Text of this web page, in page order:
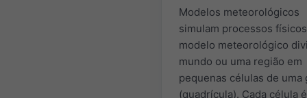
Modelos meteorológicos
simulam processos
modelo meteorológico
mundo ou uma região em
pequenas células de uma
(quadrícula). Cada célula